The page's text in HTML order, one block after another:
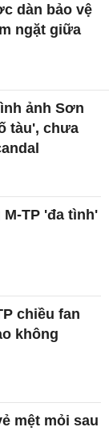
dàn bảo vệ
ngặt giữa
ảnh Sơn
tàu', chưa
TP 'đa tình'
chiều fan
không
mệt mỏi sau